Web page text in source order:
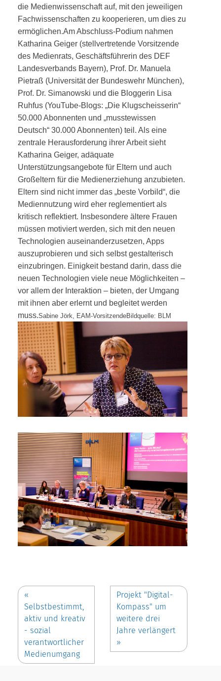
die Medienwis­senschaft auf, mit den jeweiligen
Fachwissenschaften zu kooperieren, um dies zu
ermöglichen.Am Abschluss-Podium nahmen
Katharina Geiger (stellvertretende Vorsitzende
des Medienrats, Geschäftsführerin des DEF
Landesverbands Bayern), Prof. Dr. Manuela
Pietraß (Universität der Bundeswehr München),
Prof. Dr. Simanowski und die Bloggerin Lisa
Ruhfus (YouTube-Blogs: „Die Klugscheisserin“
50.000 Abonnenten und „musstewissen
Deutsch“ 30.000 Abonnenten) teil. Als eine
zentrale Heraus­forderung ihrer Arbeit sieht
Katharina Geiger, adä­quate
Unterstützungsangebote für Eltern und auch
Großeltern für die Medienerziehung anzubieten.
Eltern sind nicht immer das „beste Vorbild“, die
Mediennutzung wird eher reglementiert als
kritisch reflektiert. Insbesondere ältere Frauen
müssen moti­viert werden, sich mit den neuen
Technologien auseinanderzusetzen, Apps
auszuprobieren und sich selbst gestalterisch
einzubringen. Einigkeit bestand darin, dass die
neuen Technologien viele neue Möglichkeiten –
vor allem der Interaktion – bieten, der Umgang
mit ihnen aber erlernt und begleitet werden
muss.Sabine Jörk, EAM-VorsitzendeBildquelle: BLM
«
Selbstbestimmt,
aktiv und kreativ
- sozial
verantwortlicher
Medienumgang
Projekt "Digital-
Kompass" um
weitere drei
Jahre verlängert
»